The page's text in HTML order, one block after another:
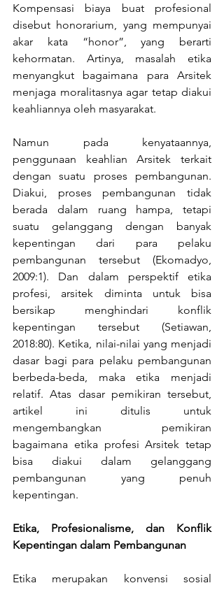
Kompensasi biaya buat profesional
disebut honorarium, yang mempunyai
akar kata “honor”, yang berarti
kehormatan. Artinya, masalah etika
menyangkut bagaimana para Arsitek
menjaga moralitasnya agar tetap diakui
keahliannya oleh masyarakat.
Namun pada kenyataannya,
penggunaan keahlian Arsitek terkait
dengan suatu proses pembangunan.
Diakui, proses pembangunan tidak
berada dalam ruang hampa, tetapi
suatu gelanggang dengan banyak
kepentingan dari para pelaku
pembangunan tersebut (Ekomadyo,
2009:1). Dan dalam perspektif etika
profesi, arsitek diminta untuk bisa
bersikap menghindari konflik
kepentingan tersebut (Setiawan,
2018:80). Ketika, nilai-nilai yang menjadi
dasar bagi para pelaku pembangunan
berbeda-beda, maka etika menjadi
relatif. Atas dasar pemikiran tersebut,
artikel ini ditulis untuk
mengembangkan pemikiran
bagaimana etika profesi Arsitek tetap
bisa diakui dalam gelanggang
pembangunan yang penuh
kepentingan.
Etika, Profesionalisme, dan Konflik
Kepentingan dalam Pembangunan
Etika merupakan konvensi sosial